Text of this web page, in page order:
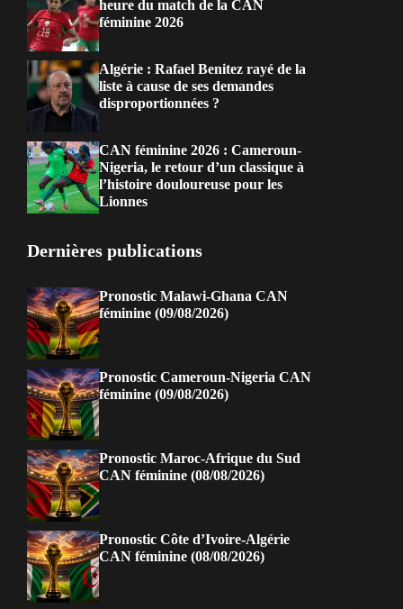
heure du match de la CAN
féminine 2026
Algérie : Rafael Benitez rayé de la
liste à cause de ses demandes
disproportionnées ?
CAN féminine 2026 : Cameroun-
Nigeria, le retour d’un classique à
l’histoire douloureuse pour les
Lionnes
Dernières publications
Pronostic Malawi-Ghana CAN
féminine (09/08/2026)
Pronostic Cameroun-Nigeria CAN
féminine (09/08/2026)
Pronostic Maroc-Afrique du Sud
CAN féminine (08/08/2026)
Pronostic Côte d’Ivoire-Algérie
CAN féminine (08/08/2026)